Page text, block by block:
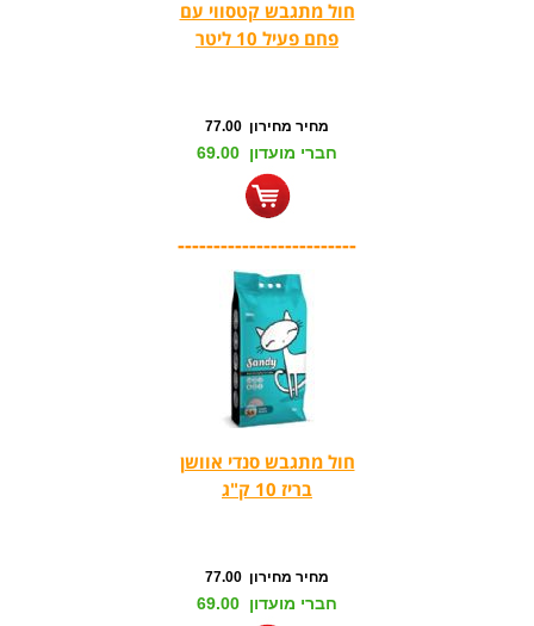
חול מתגבש קטסווי עם
פחם פעיל 10 ליטר
מחיר מחירון 77.00
חברי מועדון 69.00
-------------------------
חול מתגבש סנדי אוושן
בריז 10 ק"ג
מחיר מחירון 77.00
חברי מועדון 69.00